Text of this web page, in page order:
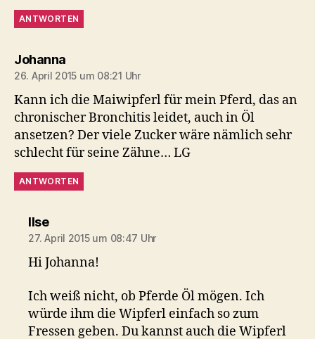
ANTWORTEN
Johannasagt:
26. April 2015 um 08:21 Uhr
Kann ich die Maiwipferl für mein Pferd, das an
chronischer Bronchitis leidet, auch in Öl
ansetzen? Der viele Zucker wäre nämlich sehr
schlecht für seine Zähne… LG
ANTWORTEN
Ilsesagt:
27. April 2015 um 08:47 Uhr
Hi Johanna!
Ich weiß nicht, ob Pferde Öl mögen. Ich
würde ihm die Wipferl einfach so zum
Fressen geben. Du kannst auch die Wipferl